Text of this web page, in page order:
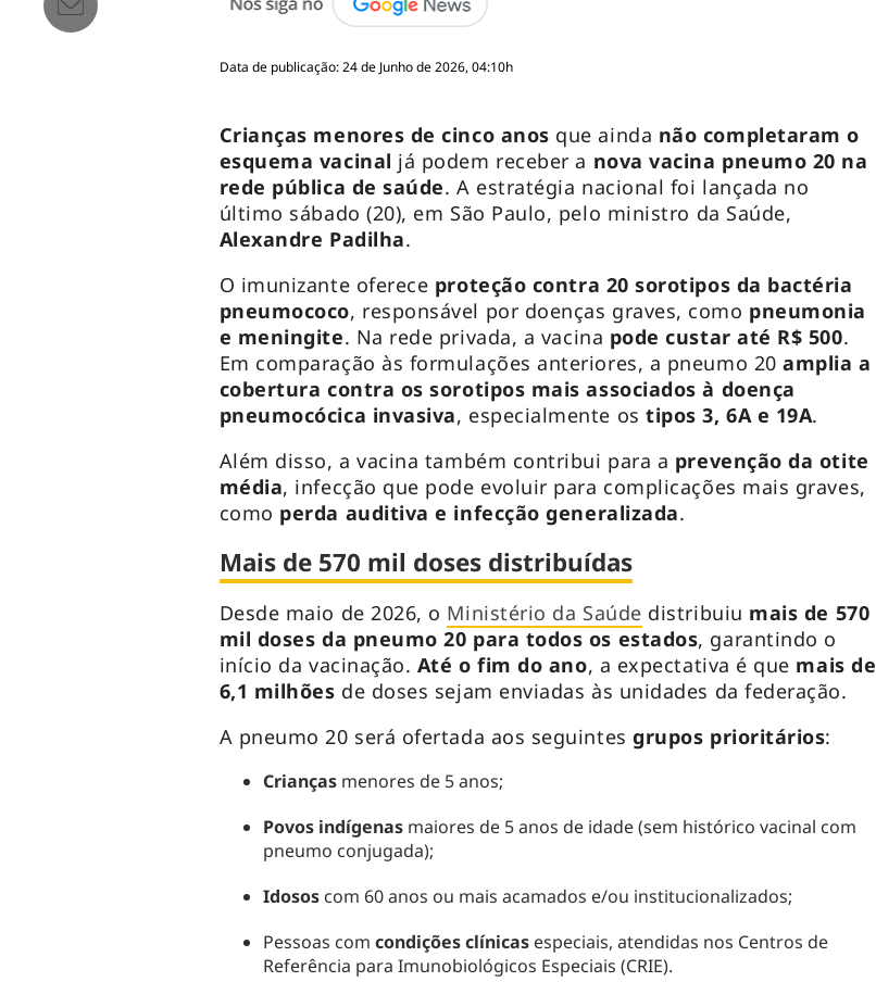
Data de publicação: 24 de Junho de 2026, 04:10h
Crianças menores de cinco anos que ainda não completaram o
esquema vacinal já podem receber a nova vacina pneumo 20 na
rede pública de saúde. A estratégia nacional foi lançada no
último sábado (20), em São Paulo, pelo ministro da Saúde,
Alexandre Padilha.
O imunizante oferece proteção contra 20 sorotipos da bactéria
pneumococo, responsável por doenças graves, como pneumonia
e meningite. Na rede privada, a vacina pode custar até R$ 500.
Em comparação às formulações anteriores, a pneumo 20amplia a
cobertura contra os sorotipos mais associados à doença
pneumocócica invasiva, especialmente os tipos 3, 6A e 19A.
Além disso, a vacina também contribui para a prevenção da otite
média, infecção que pode evoluir para complicações mais graves,
como perda auditiva e infecção generalizada.
Mais de 570 mil doses distribuídas
Desde maio de 2026, o Ministério da Saúde distribuiu mais de 570
mil doses da pneumo 20 para todos os estados, garantindo o
início da vacinação. Até o fim do ano, a expectativa é que mais de
6,1 milhões de doses sejam enviadas às unidades da federação.
A pneumo 20 será ofertada aos seguintesgrupos prioritários:
Crianças menores de 5 anos;
Povos indígenasmaiores de 5 anos de idade (sem histórico vacinal com
pneumo conjugada);
Idosos com 60 anos ou mais acamados e/ou institucionalizados;
Pessoas com condições clínicas especiais, atendidas nos Centros de
Referência para Imunobiológicos Especiais (CRIE).